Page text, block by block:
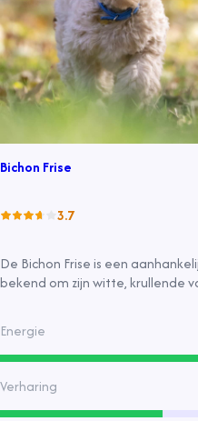
Bichon Frise
3.7
De Bichon Frise is een
bekend om zijn witte, krullende
Energie
Verharing